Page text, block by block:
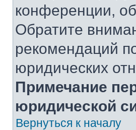
конференции,
Обратите
рекомендаций
юридических
Примечание
юридической
Вернуться к началу